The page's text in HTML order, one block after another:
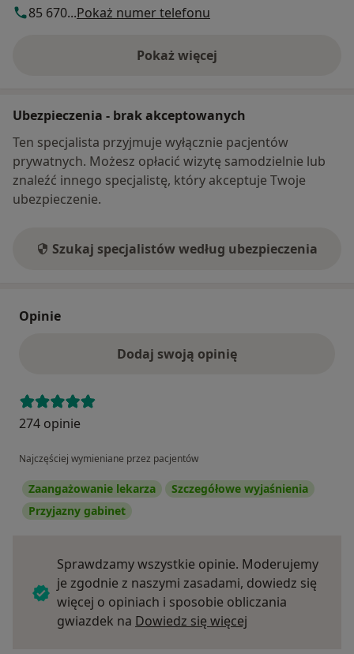
85 670...Pokaż numer telefonu
Pokaż więcej
o adresie
Ubezpieczenia - brak akceptowanych
Ten specjalista przyjmuje wyłącznie pacjentów
prywatnych. Możesz opłacić wizytę samodzielnie lub
znaleźć innego specjalistę, który akceptuje Twoje
ubezpieczenie.
Szukaj specjalistów według ubezpieczenia
Opinie
Dodaj swoją opinię
274 opinie
Najczęściej wymieniane przez pacjentów
Zaangażowanie lekarza
Szczegółowe wyjaśnienia
Przyjazny gabinet
Sprawdzamy wszystkie opinie. Moderujemy
je zgodnie z naszymi zasadami, dowiedz się
więcej o opiniach i sposobie obliczania
gwiazdek na Dowiedz się więcej